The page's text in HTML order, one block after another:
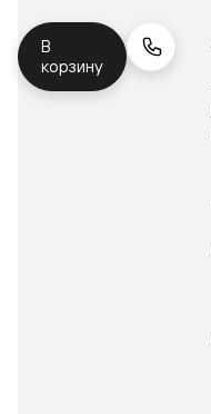
В
корзину